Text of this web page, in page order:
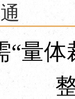
“量